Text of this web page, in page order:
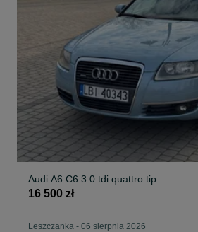
Audi A6 C6 3.0 tdi quattro tip
16 500 zł
Leszczanka - 06 sierpnia 2026